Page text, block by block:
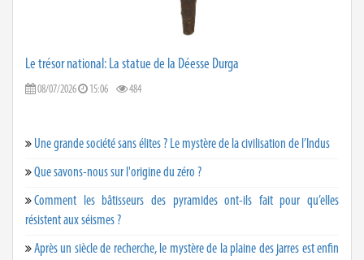
Le trésor national: La statue de la Déesse Durga
08/07/2026 15:06 484
Une grande société sans élites ? Le mystère de la civilisation de l’Indus
Que savons-nous sur l'origine du zéro ?
Comment les bâtisseurs des pyramides ont-ils fait pour qu’elles
résistent aux séismes ?
Après un siècle de recherche, le mystère de la plaine des jarres est enfin